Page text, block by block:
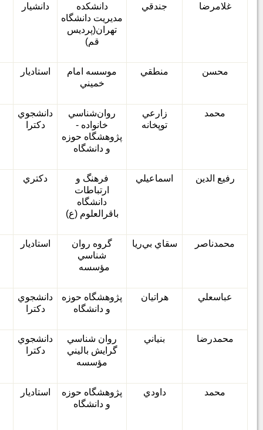
غلامرضا جندقي
دانشكده
مديريت دانشگاه
تهران(پرديس
قم)
دانشيار
محسن منطقي
موسسه امام
خميني
استاديار
محمد
زارعي
توپخانه
روانشناسي
خانواده -
پژوهشگاه حوزه
و دانشگاه
دانشجوي
دكترا
رفيع الدين اسماعيلي
فرهنگ و
ارتباطات
دانشگاه
باقرالعلوم(ع)
دكتري
محمدناصر سقاي بيريا
گروه روان
شناسي
مؤسسه
استاديار
عباسعلي هراتيان
پژوهشگاه حوزه
و دانشگاه
دانشجوي
دكترا
محمدرضا بنياني
روان شناسي
گرايش باليني
مؤسسه
دانشجوي
دكترا
محمد داودي
پژوهشگاه حوزه
و دانشگاه
استاديار